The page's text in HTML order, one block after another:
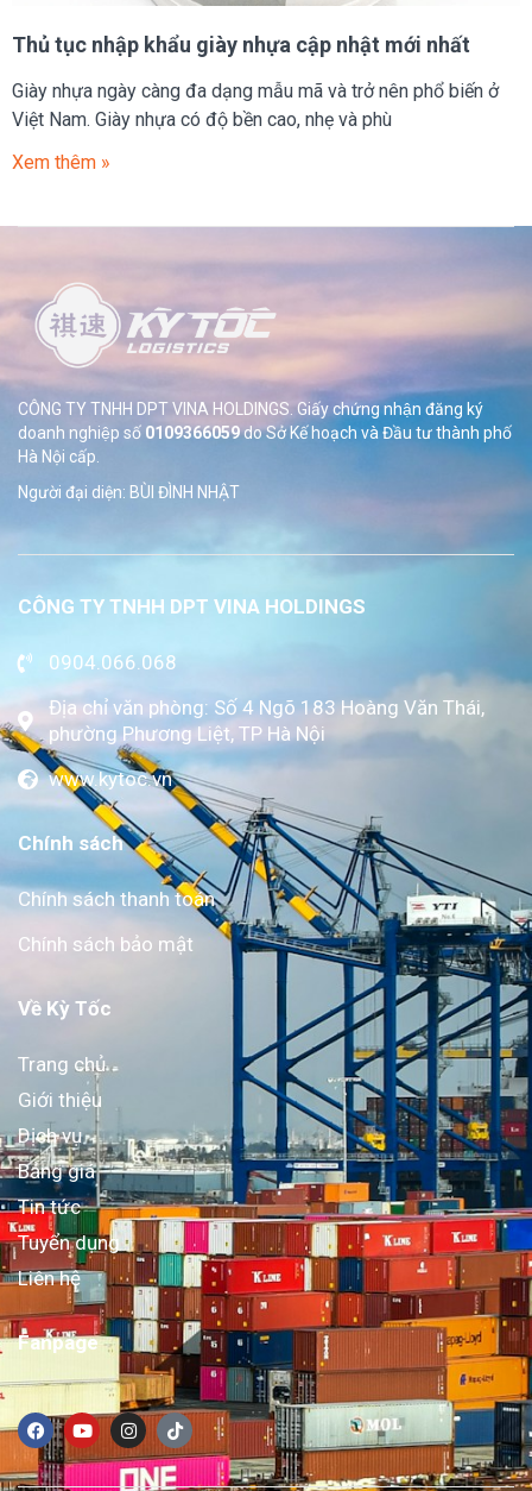
Thủ tục nhập khẩu giày nhựa cập nhật mới nhất
Giày nhựa ngày càng đa dạng mẫu mã và trở nên phổ biến ở
Việt Nam. Giày nhựa có độ bền cao, nhẹ và phù
Xem thêm »
CÔNG TY TNHH DPT VINA HOLDINGS. Giấy chứng nhận đăng ký
doanh nghiệp số 0109366059do SởKế hoạch và Đầu tư thành phố
Hà Nội cấp.
Người đại diện: BÙI ĐÌNH NHẬT
CÔNG TY TNHH DPT VINA HOLDINGS
0904.066.068
Địa chỉ văn phòng: Số 4 Ngõ 183 Hoàng Văn Thái,
phường Phương Liệt, TP Hà Nội
www.kytoc.vn
Chính sách
Chính sách thanh toán
Chính sách bảo mật
Về Kỳ Tốc
Trang chủ
Giới thiệu
Dịch vụ
Bảng giá
Tin tức
Tuyển dụng
Liên hệ
Fanpage